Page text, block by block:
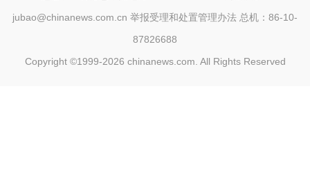
jubao@chinanews.com.cn 举报受理和处置管理办法 总机：86-10-
87826688
Copyright ©1999-2026 chinanews.com. All Rights Reserved